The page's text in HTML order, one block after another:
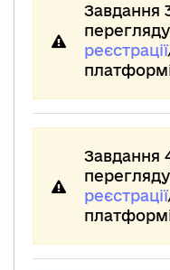
Завдання
реєстрації
Завдання
реєстрації